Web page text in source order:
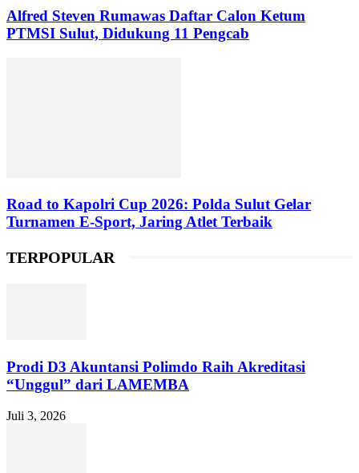
Alfred Steven Rumawas Daftar Calon Ketum
PTMSI Sulut, Didukung 11 Pengcab
Road to Kapolri Cup 2026: Polda Sulut Gelar
Turnamen E-Sport, Jaring Atlet Terbaik
TERPOPULAR
Prodi D3 Akuntansi Polimdo Raih Akreditasi
“Unggul” dari LAMEMBA
Juli 3, 2026